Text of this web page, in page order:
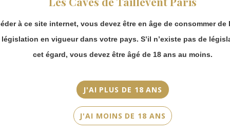
à ce site internet, vous devez être en âge de consommer de
législation en vigueur dans votre pays. S’il n’existe pas de
cet égard, vous devez être âgé de 18 ans au moins.
J'AI PLUS DE 18 ANS
J'AI MOINS DE 18 ANS
Rouge
Cépage(s)
Merlot, Cabernet Franc, Cabernet sauvignon
Château La Tour Figeac
continuer à passer
Merci de bien
prendre en compte :
Les envois
partir du 31 août.
Les commandes
en click-and-
collect (cave
Faubourg Saint-